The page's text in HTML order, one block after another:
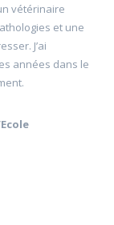
vétérinaire
et une
J’ai
années dans le